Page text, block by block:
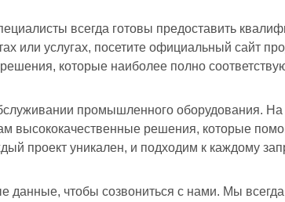
всегда готовы предоставить
или услугах, посетите официальный сайт
которые наиболее полно
промышленного оборудования. На
решения, которые
проект уникален, и подходим к каждому
чтобы созвониться с нами. Мы